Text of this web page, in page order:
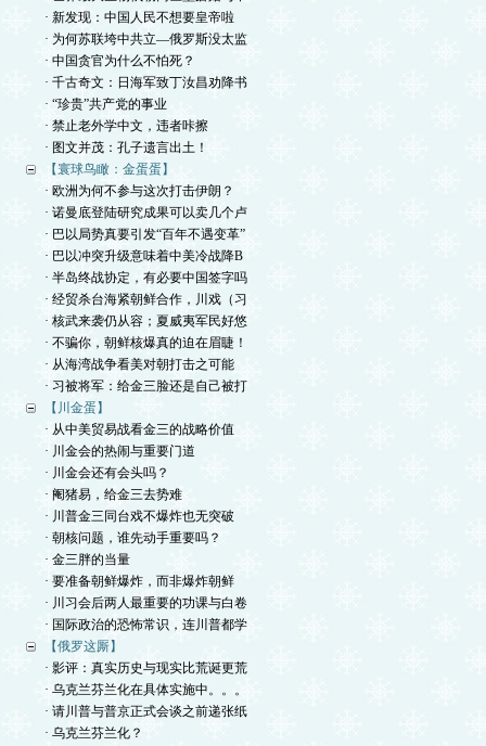
· 新发现：中国人民不想要皇帝啦
· 为何苏联垮中共立—俄罗斯没太监
· 中国贪官为什么不怕死？
· 千古奇文：日海军致丁汝昌劝降书
· “珍贵”共产党的事业
· 禁止老外学中文，违者咔擦
· 图文并茂：孔子遗言出土！
【寰球鸟瞰：金蛋蛋】
· 欧洲为何不参与这次打击伊朗？
· 诺曼底登陆研究成果可以卖几个卢
· 巴以局势真要引发“百年不遇变革”
· 巴以冲突升级意味着中美冷战降B
· 半岛终战协定，有必要中国签字吗
· 经贸杀台海紧朝鲜合作，川戏（习
· 核武来袭仍从容；夏威夷军民好悠
· 不骗你，朝鲜核爆真的迫在眉睫！
· 从海湾战争看美对朝打击之可能
· 习被将军：给金三脸还是自己被打
【川金蛋】
· 从中美贸易战看金三的战略价值
· 川金会的热闹与重要门道
· 川金会还有会头吗？
· 阉猪易，给金三去势难
· 川普金三同台戏不爆炸也无突破
· 朝核问题，谁先动手重要吗？
· 金三胖的当量
· 要准备朝鲜爆炸，而非爆炸朝鲜
· 川习会后两人最重要的功课与白卷
· 国际政治的恐怖常识，连川普都学
【俄罗这厮】
· 影评：真实历史与现实比荒诞更荒
· 乌克兰芬兰化在具体实施中。。。
· 请川普与普京正式会谈之前递张纸
· 乌克兰芬兰化？